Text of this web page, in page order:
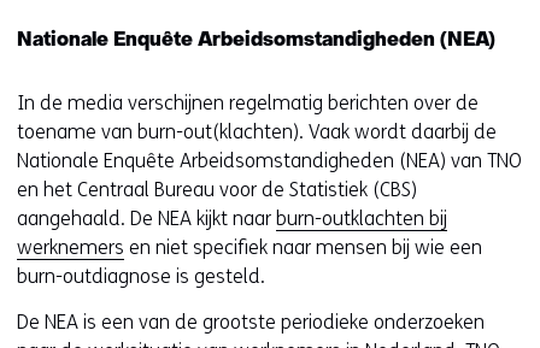
Nationale Enquête Arbeidsomstandigheden (NEA)
In de media verschijnen regelmatig berichten over de
toename van burn-out(klachten). Vaak wordt daarbij de
Nationale Enquête Arbeidsomstandigheden (NEA) van TNO
en het Centraal Bureau voor de Statistiek (CBS)
aangehaald. De NEA kijkt naar burn-outklachten bij
werknemers en niet specifiek naar mensen bij wie een
burn-outdiagnose is gesteld.
De NEA is een van de grootste periodieke onderzoeken